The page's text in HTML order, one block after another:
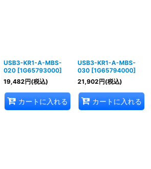
USB3-KR1-A-MBS-
020 [1G65793000]
19,482円(税込)
カートに入れる
USB3-KR1-A-MBS-
030 [1G65794000]
21,902円(税込)
カートに入れる